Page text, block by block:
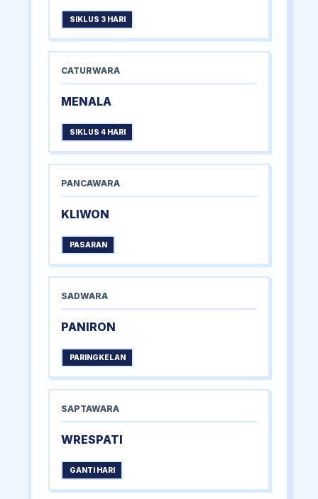
SIKLUS 3 HARI
CATURWARA
MENALA
SIKLUS 4 HARI
PANCAWARA
KLIWON
PASARAN
SADWARA
PANIRON
PARINGKELAN
SAPTAWARA
WRESPATI
GANTI HARI